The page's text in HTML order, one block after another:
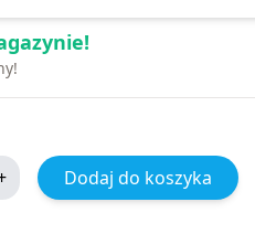
Dodaj do koszyka